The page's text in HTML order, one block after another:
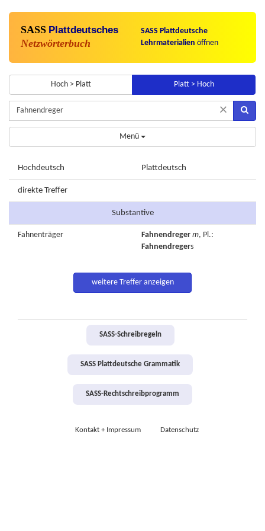
SASS Plattdeutsches
Netzwörterbuch
SASS Plattdeutsche
Lehrmaterialien öffnen
Hoch > Platt Platt > Hoch
×
Menü
Hochdeutsch Plattdeutsch
direkte Treffer
Substantive
Fahnenträger Fahnendreger m, Pl.:
Fahnendregers
weitere Treffer anzeigen
SASS-Schreibregeln
SASS Plattdeutsche Grammatik
SASS-Rechtschreibprogramm
Kontakt + Impressum Datenschutz